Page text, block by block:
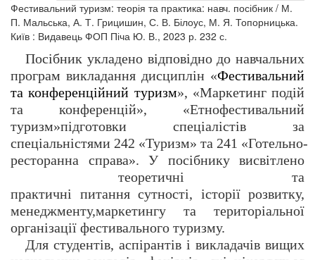
Фестивальний туризм: теорія та практика: навч. посібник / М.
П. Мальська, А. Т. Грицишин, С. В. Білоус, М. Я. Топорницька.
Київ : Видавець ФОП Піча Ю. В., 2023 р. 232 с.
Посібник укладеновідповідно до навчальних
програм викладання дисциплін «Фестивальний
та конференційний туризм», «Маркетинг подій
та конференцій», «Етнофестивальний
туризм»підготовки спеціалістів за
спеціальністями 242 «Туризм» та 241 «Готельно-
ресторанна справа». У посібнику висвітлено
теоретичні та
практичні питання сутності, історії розвитку,
менеджменту,маркетингу та територіальної
організації фестивального туризму.
Для студентів, аспірантів і викладачів вищих